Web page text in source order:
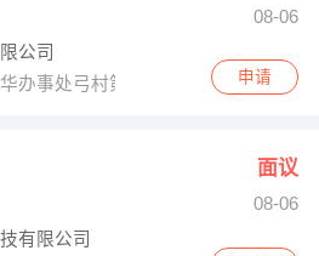
08-06
公司
办事处弓村第二工业园5楼3层301号
申请
面议
08-06
有限公司